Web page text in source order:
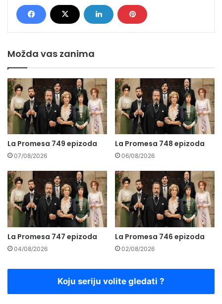
Možda vas zanima
La Promesa 749 epizoda
07/08/2026
La Promesa 748 epizoda
06/08/2026
La Promesa 747 epizoda
04/08/2026
La Promesa 746 epizoda
02/08/2026
Koju seriju volite gledati ?